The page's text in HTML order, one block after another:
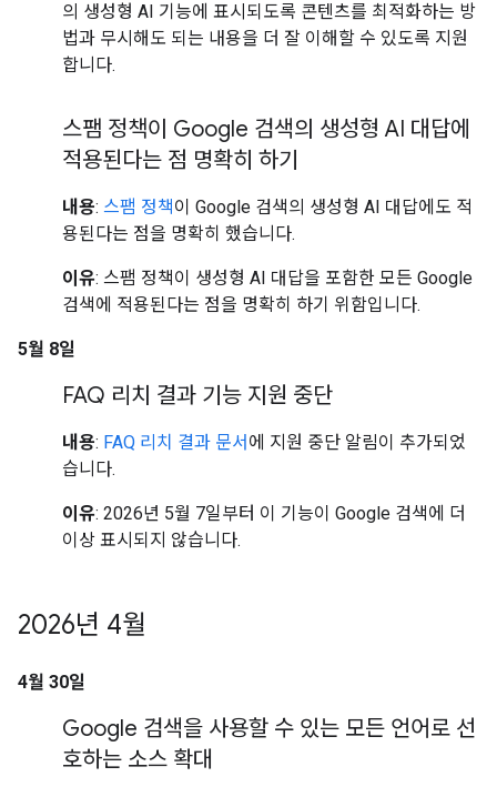
의 생성형 AI 기능에 표시되도록 콘텐츠를 최적화하는 방
법과 무시해도 되는 내용을 더 잘 이해할 수 있도록 지원
합니다.
스팸 정책이 Google 검색의 생성형 AI 대답에
적용된다는 점 명확히 하기
내용: 스팸 정책 이 Google 검색의 생성형 AI 대답에도 적
용된다는 점을 명확히 했습니다.
이유: 스팸 정책이 생성형 AI 대답을 포함한 모든 Google
검색에 적용된다는 점을 명확히 하기 위함입니다.
5월 8일
FAQ 리치 결과 기능 지원 중단
내용: FAQ 리치 결과 문서 에 지원 중단 알림이 추가되었
습니다.
이유: 2026년 5월 7일부터 이 기능이 Google 검색에 더
이상 표시되지 않습니다.
2026년 4월
4월 30일
Google 검색을 사용할 수 있는 모든 언어로 선
호하는 소스 확대